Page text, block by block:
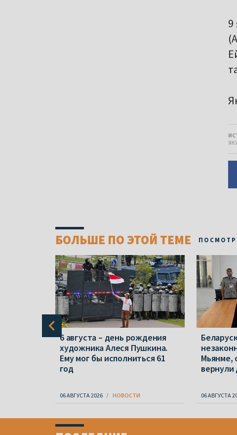
9
БОЛЬШЕ ПО ЭТОЙ ТЕМЕ
6 августа – день рождения
художника Алеся Пушкина.
Ему мог бы исполниться 61
год
06 АВГУСТА 2026 НОВОСТИ
Мьянме,
06 АВГУСТА